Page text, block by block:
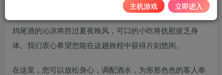
在悠扬慵懒的爵士乐中从零开始经营一家湖边小酒馆，特制
鸡尾酒的沁凉将胜过夏夜晚风，可口的小吃将抚慰疲乏身
体。我们衷心希望您能在这趟旅程中获得片刻悠闲。
在这里，您可以放松身心，调配酒水，为形形色色的客人奉
主机游戏 立即进入